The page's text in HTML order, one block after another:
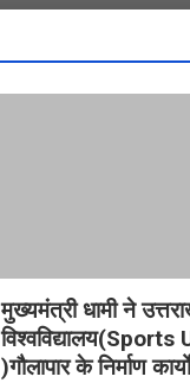
मुख्यमंत्री धामी ने
)गौलापार के निर्माण